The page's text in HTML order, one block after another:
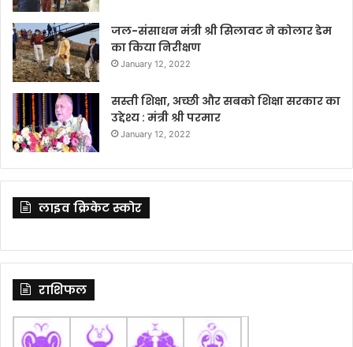
जल-संसाधन मंत्री श्री सिलावट ने कोलार डेम
का किया निरीक्षण
January 12, 2022
सस्ती शिक्षा, अच्छी और सबको शिक्षा सरकार का
उद्देश्य : मंत्री श्री परमार
January 12, 2022
लाइव क्रिकेट स्कोर
राशिफल